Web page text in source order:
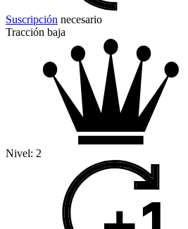
Suscripción necesario
Tracción baja
Nivel: 2